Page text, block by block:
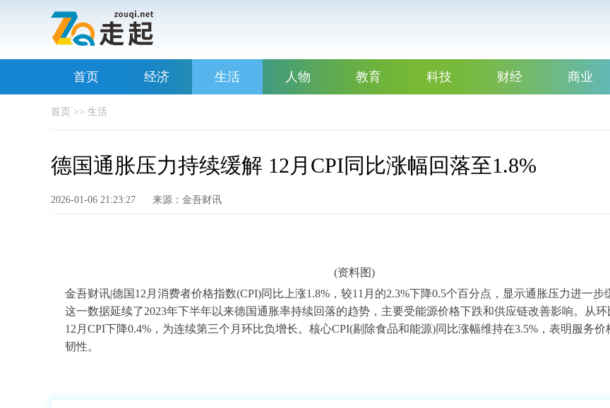
首页 经济 生活 人物 教育 科技 财经 商业
首页 >> 生活
德国通胀压力持续缓解 12月CPI同比涨幅回落至1.8%
2026-01-06 21:23:27 来源：金吾财讯
(资料图)
金吾财讯|德国12月消费者价格指数(CPI)同比上涨1.8%，较11月的2.3%下降0.5个百分点，显示通胀压力进一步
这一数据延续了2023年下半年以来德国通胀率持续回落的趋势，主要受能源价格下跌和供应链改善影响。从环
12月CPI下降0.4%，为连续第三个月环比负增长。核心CPI(剔除食品和能源)同比涨幅维持在3.5%，表明服务价
韧性。